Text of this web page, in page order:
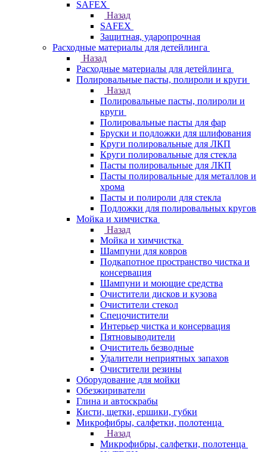
SAFEX
Назад
SAFEX
Защитная, ударопрочная
Расходные материалы для детейлинга
Назад
Расходные материалы для детейлинга
Полировальные пасты, полироли и круги
Назад
Полировальные пасты, полироли и
круги
Полировальные пасты для фар
Бруски и подложки для шлифования
Круги полировальные для ЛКП
Круги полировальные для стекла
Пасты полировальные для ЛКП
Пасты полировальные для металлов и
хрома
Пасты и полироли для стекла
Подложки для полировальных кругов
Мойка и химчистка
Назад
Мойка и химчистка
Шампуни для ковров
Подкапотное пространство чистка и
консервация
Шампуни и моющие средства
Очистители дисков и кузова
Очистители стекол
Спецочистители
Интерьер чистка и консервация
Пятновыводители
Очиститель безводные
Удалители неприятных запахов
Очистители резины
Оборудование для мойки
Обезжириватели
Глина и автоскрабы
Кисти, щетки, ершики, губки
Микрофибры, салфетки, полотенца
Назад
Микрофибры, салфетки, полотенца